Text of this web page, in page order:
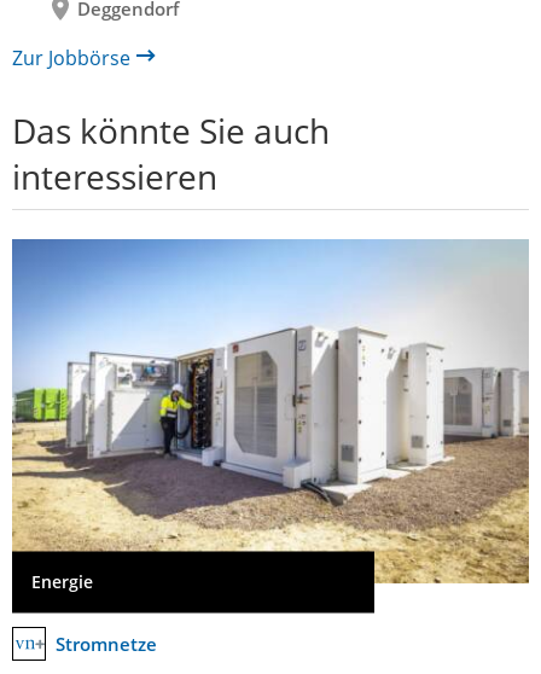
Deggendorf
Zur Jobbörse
Das könnte Sie auch
interessieren
Energie
Stromnetze